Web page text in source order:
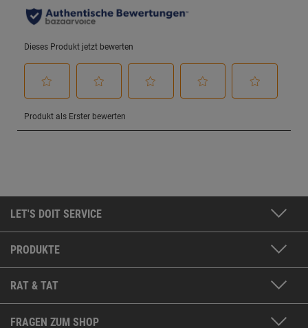
LET'S DOIT SERVICE
PRODUKTE
RAT & TAT
FRAGEN ZUM SHOP